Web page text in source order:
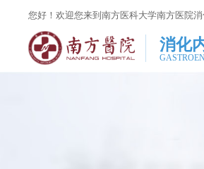
您好！欢迎您来到南方医科大学南方医院消
消化